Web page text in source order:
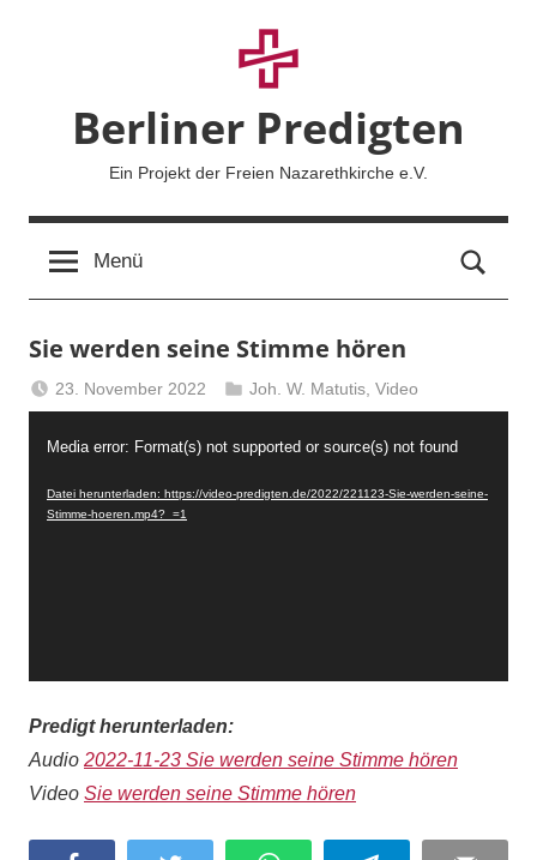
Berliner Predigten
Ein Projekt der Freien Nazarethkirche e.V.
Menü
Sie werden seine Stimme hören
23. November 2022
Berliner
Predigten
Joh. W. Matutis ,Video
Media error: Format(s) not supported or source(s) not found
Datei herunterladen: https://video-predigten.de/2022/221123-Sie-werden-seine-
Stimme-hoeren.mp4?_=1
Predigt herunterladen:
Audio 2022-11-23 Sie werden seine Stimme hören
Video Sie werden seine Stimme hören